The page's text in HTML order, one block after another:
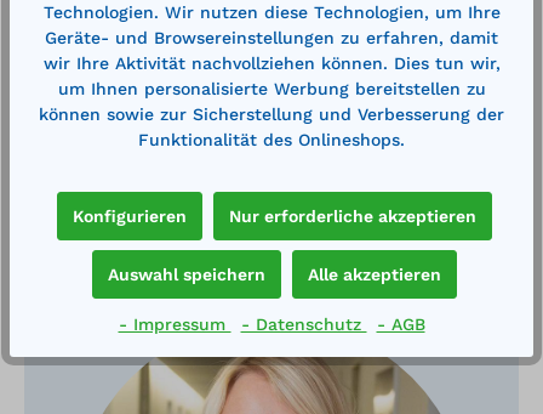
Technische Daten
Haben Sie Fragen?
Technologien. Wir nutzen diese Technologien, um Ihre
Geräte- und Browsereinstellungen zu erfahren, damit
wir Ihre Aktivität nachvollziehen können. Dies tun wir,
um Ihnen personalisierte Werbung bereitstellen zu
können sowie zur Sicherstellung und Verbesserung der
Funktionalität des Onlineshops.
Konfigurieren Nur erforderliche akzeptieren
Auswahl speichern Alle akzeptieren
- Impressum - Datenschutz - AGB